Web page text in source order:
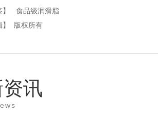
食品级润滑脂
版权所有
讯